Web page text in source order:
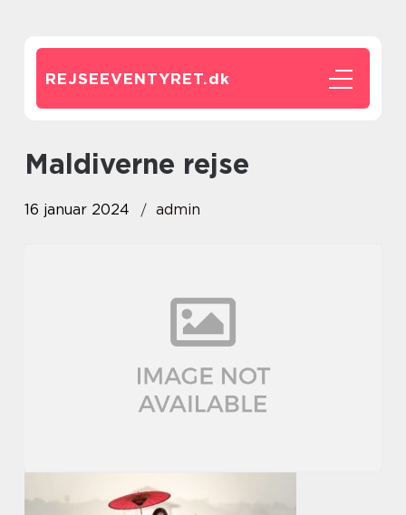
REJSEEVENTYRET.dk
maldiverne rejse
16 januar 2024 admin